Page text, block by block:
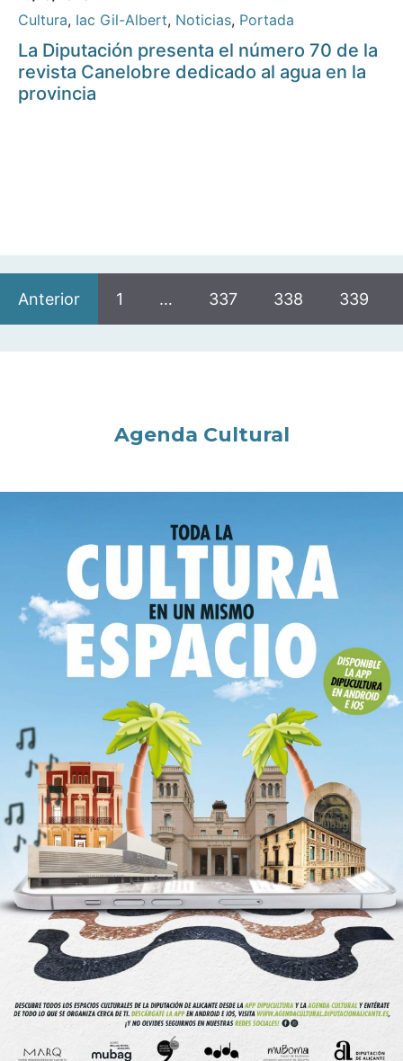
Cultura, Iac Gil-Albert, Noticias, Portada
La Diputación presenta el número 70 de la
revista Canelobre dedicado al agua en la
provincia
Anterior 1 … 337 338 339
Agenda Cultural